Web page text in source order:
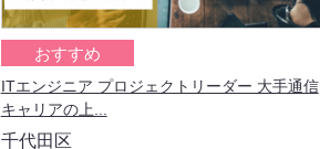
おすすめ
ITエンジニア プロジェクトリーダー 大手通信
キャリアの上...
千代田区